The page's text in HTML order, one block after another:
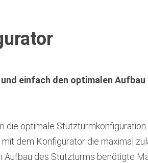
einfach den optimalen Aufbau
optimale
dem Konfigurator die maximal
des Stützturms benötigte